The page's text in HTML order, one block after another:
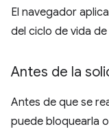
El navegador
del ciclo de vida
Antes de la
Antes de que se
puede bloquearla